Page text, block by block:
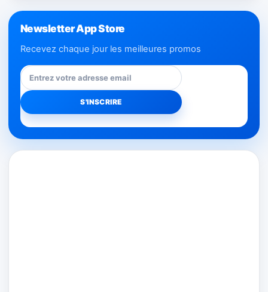
Newsletter App Store
Recevez chaque jour les meilleures promos